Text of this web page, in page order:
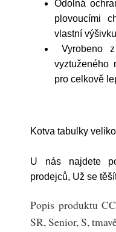
Odolná
plovoucími
vlastní
Vyrobeno
vyztuženého
pro celkově
Kotva tabulky
U nás najdete
prodejců, Už se
Popis produktu
SR, Senior, S,